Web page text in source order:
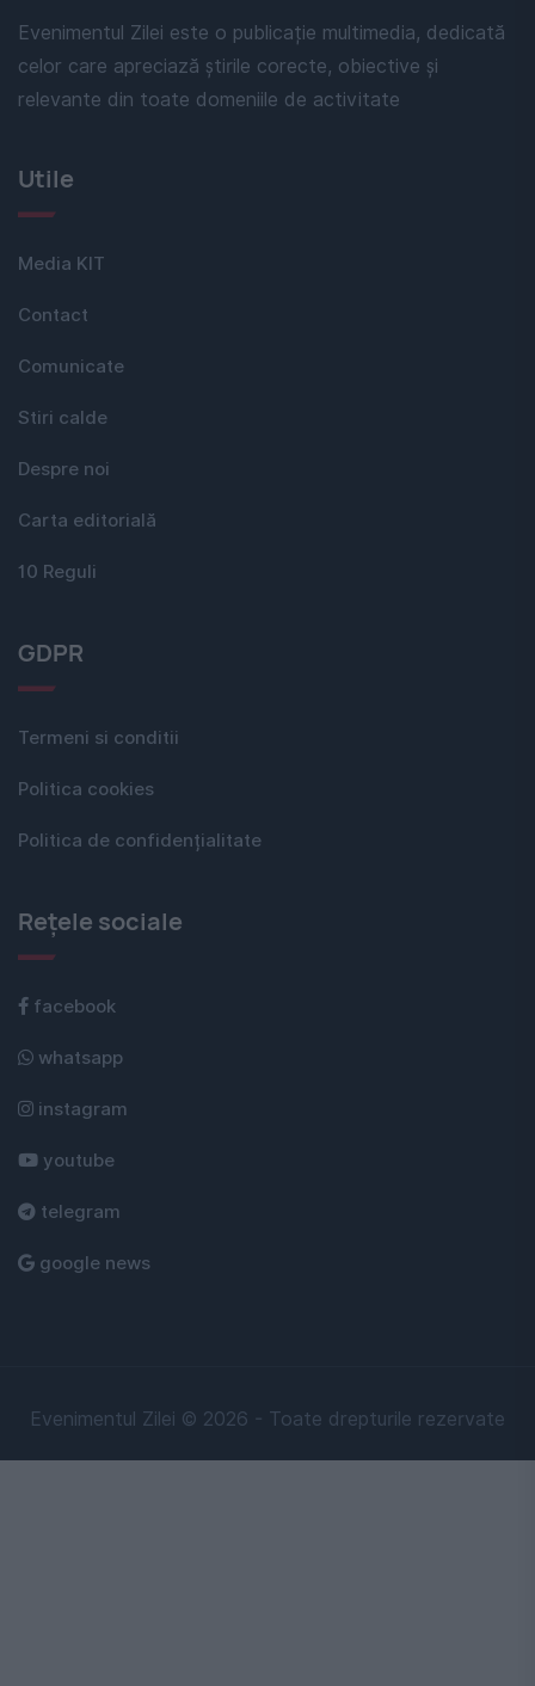
Evenimentul Zilei este o publicație multimedia, dedicată
celor care apreciază știrile corecte, obiective și
relevante din toate domeniile de activitate
Utile
Media KIT
Contact
Comunicate
Stiri calde
Despre noi
Carta editorială
10 Reguli
GDPR
Termeni si conditii
Politica cookies
Politica de confidențialitate
Rețele sociale
facebook
whatsapp
instagram
youtube
telegram
google news
Evenimentul Zilei © 2026 - Toate drepturile rezervate